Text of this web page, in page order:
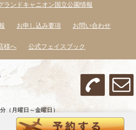
ランドキャニオン国立公園情報
お申し込み要項 お問い合わせ
様へ 公式フェイスブック
（月曜日～金曜日）